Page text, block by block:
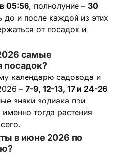
05:56, полнолуние – 30
до и после каждой из этих
от посадок и
самые
посадок?
календарю садовода и
– 7-9, 12-13, 17 и 24-26
знаки зодиака при
тогда растения
в июне 2026 по